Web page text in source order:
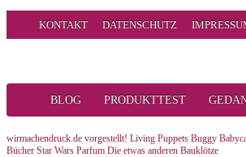
KONTAKT DATENSCHUTZ
BLOG PRODUKTTEST
wirmachendruck.de vorgestellt! Living Puppets Buggy
Bücher Star Wars Parfum Die etwas anderen Bauklötze